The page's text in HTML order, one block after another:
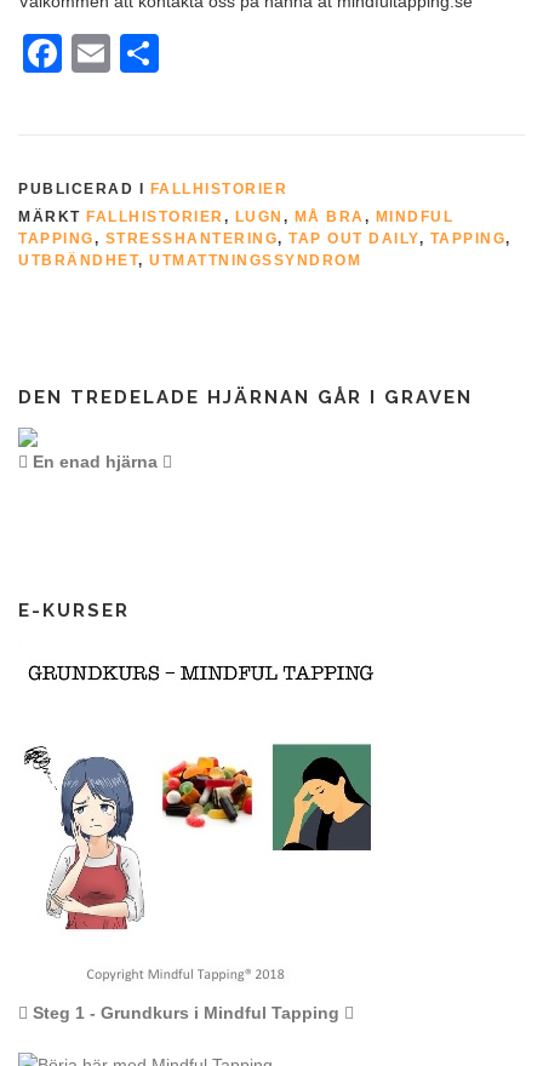
Facebook
Email
PUBLICERAD I FALLHISTORIER
MÄRKT FALLHISTORIER , LUGN , MÅ BRA , MINDFUL
TAPPING, STRESSHANTERING, TAP OUT DAILY, TAPPING,
UTBRÄNDHET, UTMATTNINGSSYNDROM
DEN TREDELADE HJÄRNAN GÅR I GRAVEN
En enad hjärna
E-KURSER
Steg 1 - Grundkurs i Mindful Tapping